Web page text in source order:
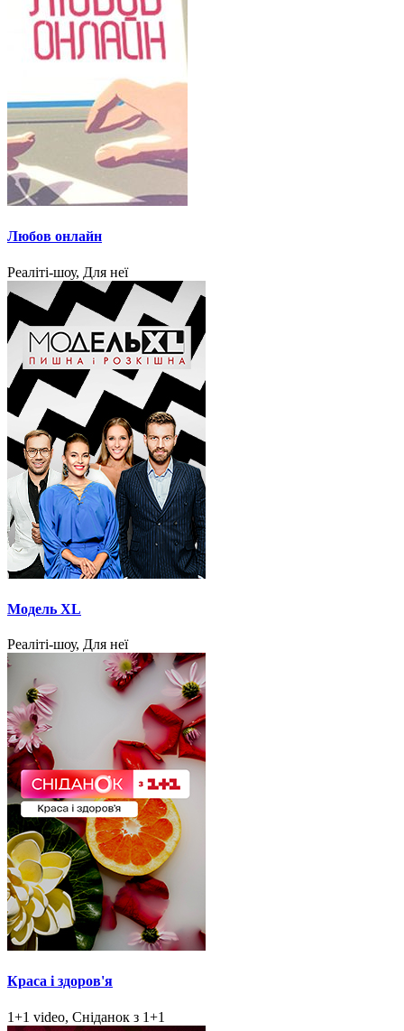
Любов онлайн
Реаліті-шоу, Для неї
Модель XL
Реаліті-шоу, Для неї
Краса і здоров'я
1+1 video, Сніданок з 1+1